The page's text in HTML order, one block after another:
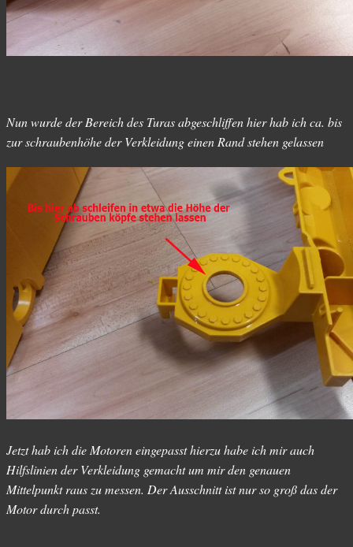
Nun wurde der Bereich des Turas abgeschliffen hier hab ich ca. bis
zur schraubenhöhe der Verkleidung einen Rand stehen gelassen
Jetzt hab ich die Motoren eingepasst hierzu habe ich mir auch
Hilfslinien der Verkleidung gemacht um mir den genauen
Mittelpunkt raus zu messen. Der Ausschnitt ist nur so groß das der
Motor durch passt.